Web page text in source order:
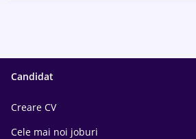
Candidat
Creare CV
Cele mai noi joburi